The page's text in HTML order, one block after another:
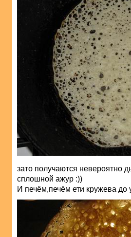
зато получаются невероятно
сплошной ажур :))
И печём,печём ети кружева до